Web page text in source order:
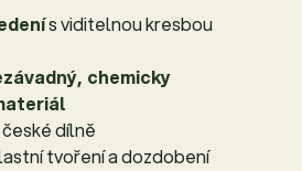
s viditelnou kresbou
chemicky
dílně
tvoření a dozdobení